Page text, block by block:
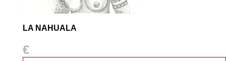
LA NAHUALA
€